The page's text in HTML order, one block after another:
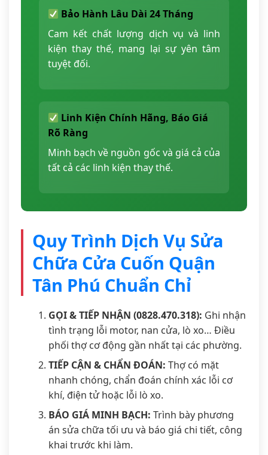
Bảo Hành Lâu Dài 24 Tháng
Cam kết chất lượng dịch vụ và linh
kiện thay thế, mang lại sự yên tâm
tuyệt đối.
Linh Kiện Chính Hãng, Báo Giá
Rõ Ràng
Minh bạch về nguồn gốc và giá cả của
tất cả các linh kiện thay thế.
Quy Trình Dịch Vụ Sửa
Chữa Cửa Cuốn Quận
Tân Phú Chuẩn Chỉ
GỌI & TIẾP NHẬN (0828.470.318): Ghi nhận
tình trạng lỗi motor, nan cửa, lò xo… Điều
phối thợ cơ động gần nhất tại các phường.
TIẾP CẬN & CHẨN ĐOÁN: Thợ có mặt
nhanh chóng, chẩn đoán chính xác lỗi cơ
khí, điện tử hoặc lỗi lò xo.
BÁO GIÁ MINH BẠCH: Trình bày phương
án sửa chữa tối ưu và báo giá chi tiết, công
khai trước khi làm.